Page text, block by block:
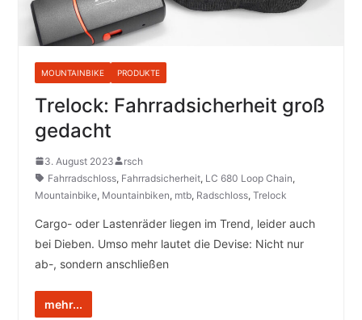
MOUNTAINBIKE PRODUKTE
Trelock: Fahrradsicherheit groß
gedacht
3. August 2023
rsch
Fahrradschloss, Fahrradsicherheit, LC 680 Loop Chain,
Mountainbike, Mountainbiken, mtb, Radschloss, Trelock
Cargo- oder Lastenräder liegen im Trend, leider auch
bei Dieben. Umso mehr lautet die Devise: Nicht nur
ab-, sondern anschließen
mehr...